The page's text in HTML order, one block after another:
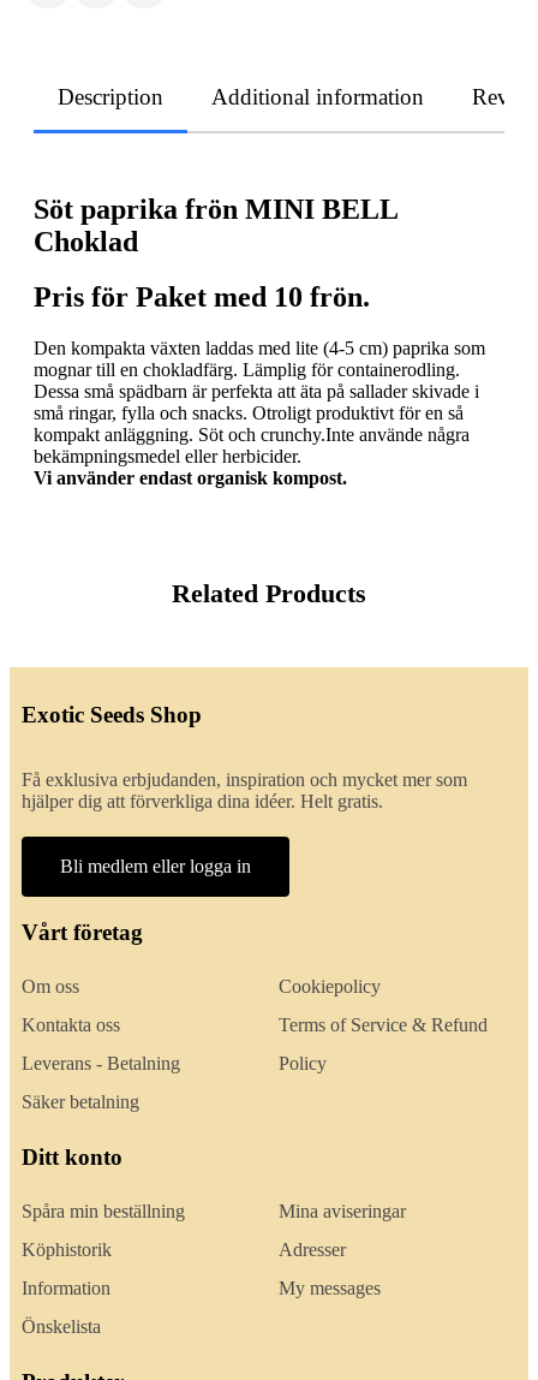
Description Additional information
Söt paprika frön MINI BELL
Choklad
Pris för Paket med 10 frön.
Den kompakta växten laddas med lite (4-5 cm) paprika som
mognar till en chokladfärg. Lämplig för containerodling.
Dessa små spädbarn är perfekta att äta på sallader skivade i
små ringar, fylla och snacks. Otroligt produktivt för en så
kompakt anläggning. Söt och crunchy.Inte använde några
bekämpningsmedel eller herbicider.
Vi använder endast organisk kompost.
Related Products
Exotic Seeds Shop
Få exklusiva erbjudanden, inspiration och mycket mer som
hjälper dig att förverkliga dina idéer. Helt gratis.
Bli medlem eller logga in
Vårt företag
Om oss
Kontakta oss
Leverans - Betalning
Säker betalning
Cookiepolicy
Terms of Service & Refund
Policy
Ditt konto
Spåra min beställning
Köphistorik
Information
Önskelista
Mina aviseringar
Adresser
My messages